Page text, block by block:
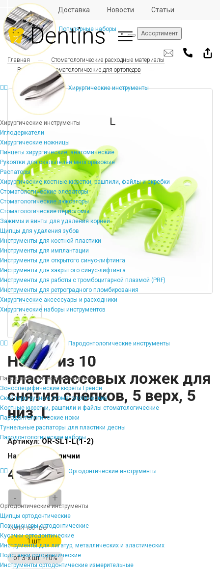
Отзывы Доставка Новости Статьи
Ассортимент
Популярные наборы
Хирургические инструменты
Хирургические инструменты
Иглодержатели
Хирургические ножницы
Пинцеты хирургические, анатомические
Рукоятки для скальпелей многоразовые
Распаторы
Хирургические костные кюретки, рашпили, файлы и скребки
Стоматологические элеваторы
Стоматологические люксаторы
Стоматологические периотомы
Зажимы и винты для удаления корней
Щипцы для удаления зубов
Инструменты для костной пластики
Инструменты для имплантации
Инструменты для открытого синус-лифтинга
Инструменты для закрытого синус-лифтинга
Инструменты для работы с тромбоцитарной плазмой (PRF)
Инструменты для ретроградного пломбирования
Хирургические аксессуары и расходники
Хирургические наборы инструментов
Пародонтологические инструменты
Пародонтологические инструменты
Зоноспецифические кюреты Грейси
Скейлеры ручные стоматологические
Костные кюретки, рашпили и файлы стоматологические
Пародонтологические ножи
Туннельные распаторы для пластики десны
Пародонтологические наборы
Ортодонтические инструменты
Ортодонтические инструменты
Щипцы ортодонтические
Позиционеры ортодонтические
Кусачки ортодонтические
Инструменты для лигатур, металлических и эластических
Подставки ортодонтические
Инструменты ортодонтические измерительные
Главная
Стоматологические расходные материалы
Расходники стоматологические для ортопедов
Набор из 10
пластмассовых ложек для
снятия слепков, 5 верх, 5
низ, L
Артикул:OR-SL1-L(1-2)
Наличие:
В наличии
412 ₽
- +
Количество
1 шт.
от 3-х шт. -10%